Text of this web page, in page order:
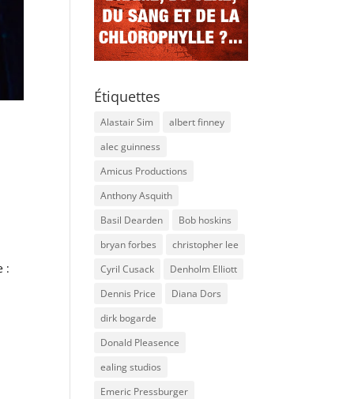
:
Étiquettes
Alastair Sim
albert finney
alec guinness
Amicus Productions
Anthony Asquith
Basil Dearden
Bob hoskins
bryan forbes
christopher lee
Cyril Cusack
Denholm Elliott
Dennis Price
Diana Dors
dirk bogarde
Donald Pleasence
ealing studios
Emeric Pressburger